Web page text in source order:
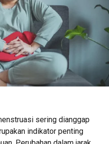
sering dianggap
indikator penting